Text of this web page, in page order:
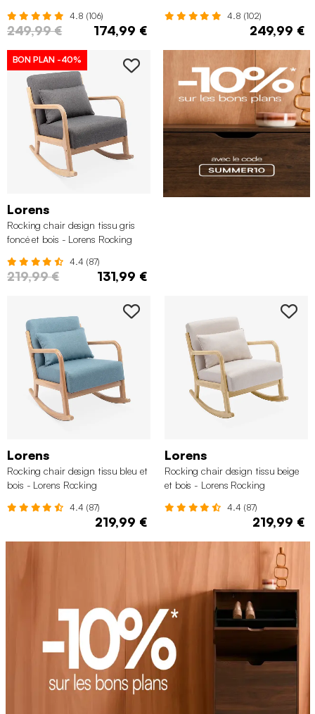
4.8 (106)
249,99 € 174,99 €
4.8 (102)
249,99 €
BON PLAN -40%
Lorens
Rocking chair design tissu gris
foncé et bois - Lorens Rocking
4.4 (87)
219,99 € 131,99 €
Lorens
Rocking chair design tissu bleu et
bois - Lorens Rocking
4.4 (87)
219,99 €
Lorens
Rocking chair design tissu beige
et bois - Lorens Rocking
4.4 (87)
219,99 €